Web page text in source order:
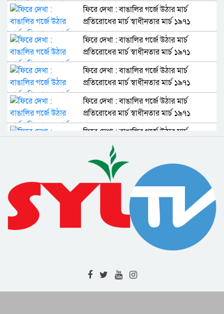
ফিরে দেখা : বাঙালির গর্জে উঠার মার্চ
প্রতিরোধের মার্চ স্বাধীনতার মার্চ ১৯৭১
ফিরে দেখা : বাঙালির গর্জে উঠার মার্চ
প্রতিরোধের মার্চ স্বাধীনতার মার্চ ১৯৭১
ফিরে দেখা : বাঙালির গর্জে উঠার মার্চ
প্রতিরোধের মার্চ স্বাধীনতার মার্চ ১৯৭১
ফিরে দেখা : বাঙালির গর্জে উঠার মার্চ
প্রতিরোধের মার্চ স্বাধীনতার মার্চ ১৯৭১
ফিরে দেখা : বাঙালির গর্জে উঠার মার্চ
প্রতিরোধের মার্চ স্বাধীনতার মার্চ ১৯৭১
ফিরে দেখা : বাঙালির গর্জে উঠার মার্চ
প্রতিরোধের মার্চ স্বাধীনতার মার্চ ১৯৭১
ফিরে দেখা : বাঙালির গর্জে উঠার মার্চ
প্রতিরোধের মার্চ স্বাধীনতার মার্চ ১৯৭১
ফিরে দেখা : বাঙালির গর্জে উঠার মার্চ
প্রতিরোধের মার্চ স্বাধীনতার মার্চ ১৯৭১
ভ্যাট ও অন্যান্য রাজস্বের মাধ্যমে রাষ্ট্রের উন্নয়ন